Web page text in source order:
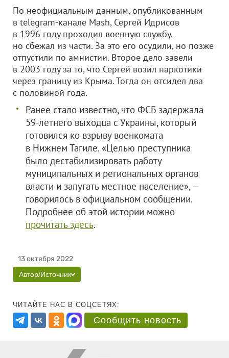
По неофициальным данным, опубликованным
в telegram-канале Mash, Сергей Идрисов
в 1996 году проходил военную службу,
но сбежал из части. За это его осудили, но позже
отпустили по амнистии. Второе дело завели
в 2003 году за то, что Сергей возил наркотики
через границу из Крыма. Тогда он отсидел два
с половиной года.
Ранее стало известно, что ФСБ задержала
59-летнего выходца с Украины, который
готовился ко взрыву военкомата
в Нижнем Тагиле. «Целью преступника
было дестабилизировать работу
муниципальных и региональных органов
власти и запугать местное население», —
говорилось в официальном сообщении.
Подробнее об этой истории можно
прочитать здесь.
13 октября 2022
Автор/Источник
ЧИТАЙТЕ НАС В СОЦСЕТЯХ:
Сообщить новость